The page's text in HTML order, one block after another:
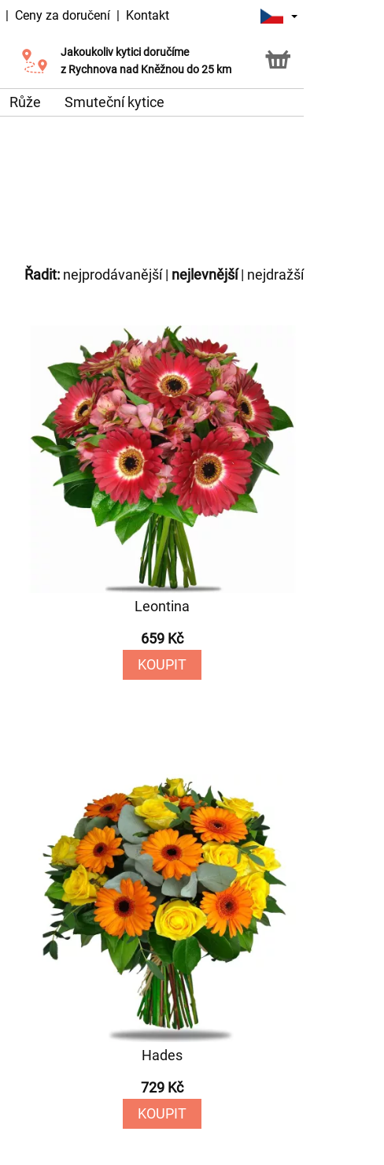
| Ceny za doručení | Kontakt
Jakoukoliv kytici doručíme
z Rychnova nad Kněžnou do 25 km
Možnost vyzvednout v naší květince
Růže Smuteční kytice
Řadit: nejprodávanější| nejlevnější| nejdražší
Leontina
659 Kč
KOUPIT
Hades
729 Kč
KOUPIT